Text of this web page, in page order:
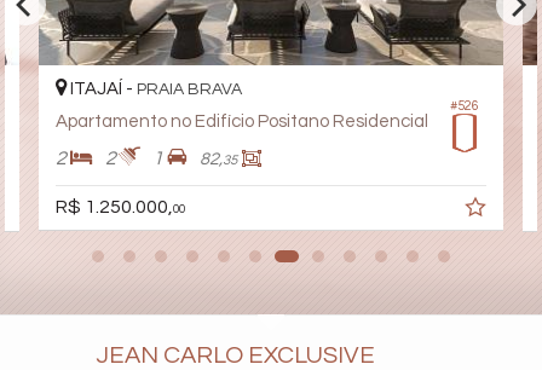
#526
ITAJAÍ - PRAIA BRAVA
Apartamento no Edifício Positano Residencial
2 2 1 82,35
R$ 1.250.000, 00
JEAN CARLO EXCLUSIVE